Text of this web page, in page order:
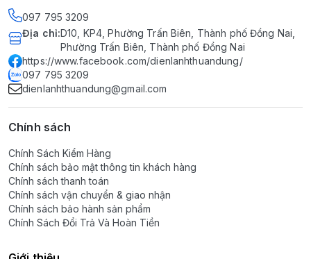
097 795 3209
Địa chỉ:D10, KP4, Phường Trấn Biên, Thành phố Đồng Nai,
Phường Trấn Biên, Thành phố Đồng Nai
https://www.facebook.com/dienlanhthuandung/
097 795 3209
dienlanhthuandung@gmail.com
Chính sách
Chính Sách Kiểm Hàng
Chính sách bảo mật thông tin khách hàng
Chính sách thanh toán
Chính sách vận chuyển & giao nhận
Chính sách bảo hành sản phẩm
Chính Sách Đổi Trả Và Hoàn Tiền